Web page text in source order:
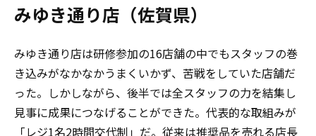
みゆき通り店（佐賀県）
みゆき通り店は研修参加の16店舗の中でもスタッフの巻
き込みがなかなかうまくいかず、苦戦をしていた店舗だ
った。しかしながら、後半では全スタッフの力を結集し
見事に成果につなげることができた。代表的な取組みが
「レジ1名2時間交代制」だ。従来は推奨品を売れる店長